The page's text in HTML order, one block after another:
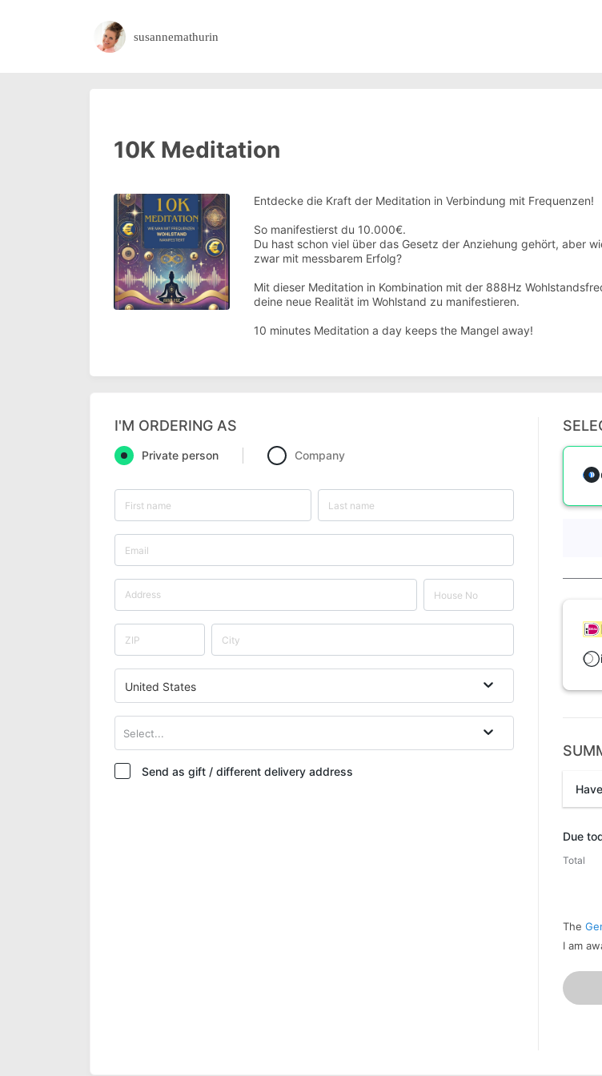
susannemathurin
10K Meditation
Entdecke die Kraft der Meditation in Verbindung mit Frequenzen!
So manifestierst du 10.000€.
Du hast schon viel über das Gesetz der Anziehung gehört, aber
zwar mit messbarem Erfolg?
Mit dieser Meditation in Kombination mit der 888Hz
deine neue Realität im Wohlstand zu manifestieren.
10 minutes Meditation a day keeps the Mangel away!
I'M ORDERING AS
Private person Company
United States
Select...
Send as gift / different delivery address
Due
Total
The
I am